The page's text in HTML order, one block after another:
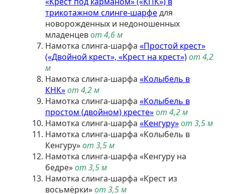
трикотажном слинге-шарфедля
новорожденных и недоношенных
младенцевот 4,6 м
Намотка слинга-шарфа «Простой крест»
(«Двойной крест», «Крест на крест»)от 4,2
м
Намотка слинга-шарфа «Колыбель в
КНК»от 4,2 м
Намотка слинга-шарфа «Колыбель в
простом (двойном) кресте»от 4,2 м
Намотка слинга-шарфа «Кенгуру»от 3,5 м
Намотка слинга-шарфа «Колыбель в
Кенгуру»от 3,5 м
Намотка слинга-шарфа «Кенгуру на
бедре»от 3,5 м
Намотка слинга-шарфа «Крест из
восьмёрки»от 3,5 м